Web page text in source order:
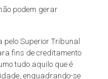
podem gerar
pelo Superior Tribunal
fins de creditamento
tudo aquilo que é
enquadrando-se